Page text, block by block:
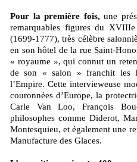
Pour la première fois, une
remarquables figures du
(1699-1777), très célèbre
en son hôtel de la rue Saint-
« royaume », qui connut un
de son « salon » franchit les
l’Empire. Cette intervieweuse
couronnées d’Europe, la
Carle Van Loo, François
philosophes comme Diderot,
Montesquieu, et également une
Manufacture des Glaces.